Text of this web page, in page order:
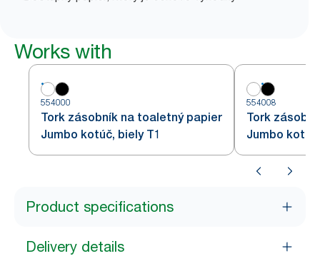
Works with
554000
Tork zásobník na toaletný papier
Jumbo kotúč, biely T1
554008
Tork
Jumbo
Product specifications
Delivery details